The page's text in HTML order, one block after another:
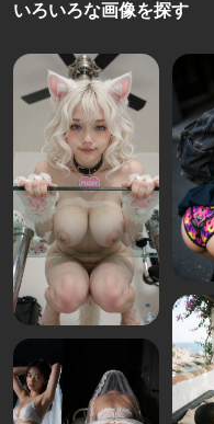
いろいろな画像を探す